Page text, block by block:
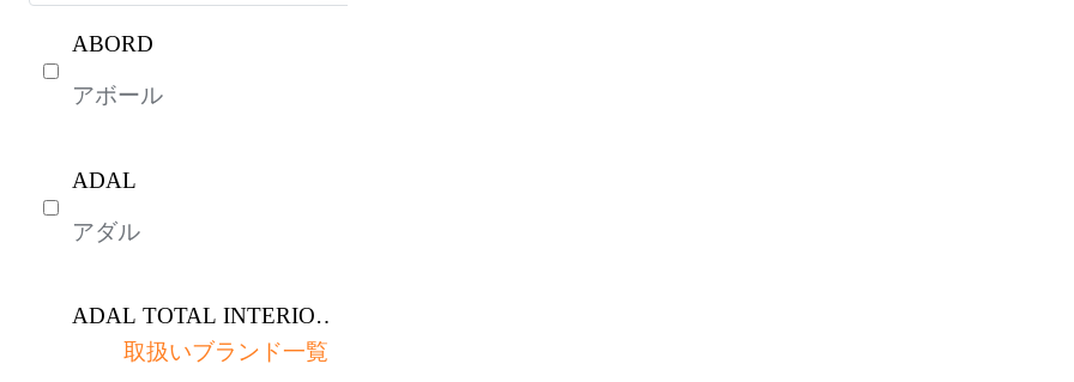
ABORD
アボール
ADAL
アダル
ADAL TOTAL INTERIOR
COLLECTION
アダルトータルインテリ
取扱いブランド一覧